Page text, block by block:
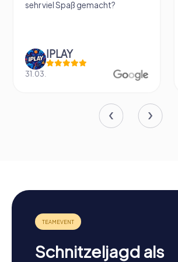
Spaß gemacht?
22.03.
Schnitzeljagd als